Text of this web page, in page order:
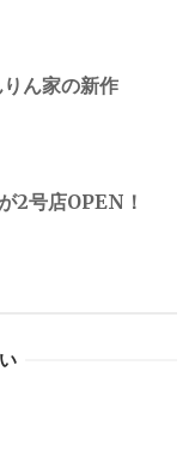
りん家の新作
2号店OPEN！